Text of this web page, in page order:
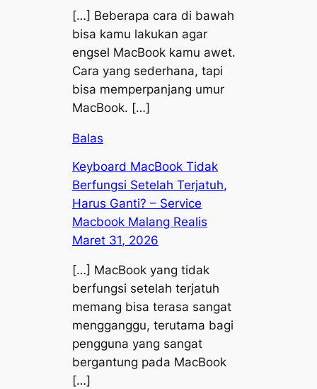
[…] Beberapa cara di bawah
bisa kamu lakukan agar
engsel MacBook kamu awet.
Cara yang sederhana, tapi
bisa memperpanjang umur
MacBook. […]
Balas
Keyboard MacBook Tidak
Berfungsi Setelah Terjatuh,
Harus Ganti? – Service
Macbook Malang Realis
Maret 31, 2026
[…] MacBook yang tidak
berfungsi setelah terjatuh
memang bisa terasa sangat
mengganggu, terutama bagi
pengguna yang sangat
bergantung pada MacBook
[…]